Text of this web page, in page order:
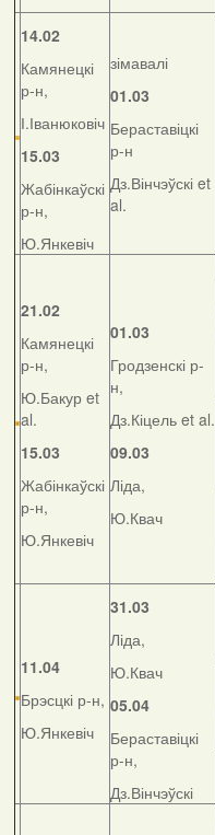
14.02
Камянецкі
р-н,
І.Іванюковіч
15.03
Жабінкаўскі
р-н,
Ю.Янкевіч
зімавалі
01.03
Бераставіцкі
р-н
Дз.Вінчэўскі et
al.
21.02
Камянецкі
р-н,
Ю.Бакур et
al.
15.03
Жабінкаўскі
р-н,
Ю.Янкевіч
01.03
Гродзенскі р-
н,
Дз.Кіцель et al.
09.03
Ліда,
Ю.Квач
11.04
Брэсцкі р-н,
Ю.Янкевіч
31.03
Ліда,
Ю.Квач
05.04
Бераставіцкі
р-н,
Дз.Вінчэўскі